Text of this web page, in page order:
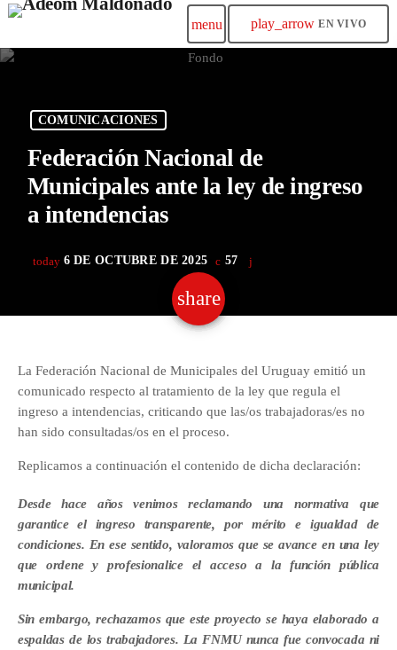
menu play_arrow EN VIVO
COMUNICACIONES
Federación Nacional de
Municipales ante la ley de ingreso
a intendencias
today 6 DE OCTUBRE DE 2025 57
share
email
La Federación Nacional de Municipales del Uruguay emitió un
comunicado respecto al tratamiento de la ley que regula el
ingreso a intendencias, criticando que las/os trabajadoras/es no
han sido consultadas/os en el proceso.
Replicamos a continuación el contenido de dicha declaración:
Desde hace años venimos reclamando una normativa que
garantice el ingreso transparente, por mérito e igualdad de
condiciones. En ese sentido, valoramos que se avance en una ley
que ordene y profesionalice el acceso a la función pública
municipal.
Sin embargo, rechazamos que este proyecto se haya elaborado a
espaldas de los trabajadores. La FNMU nunca fue convocada ni